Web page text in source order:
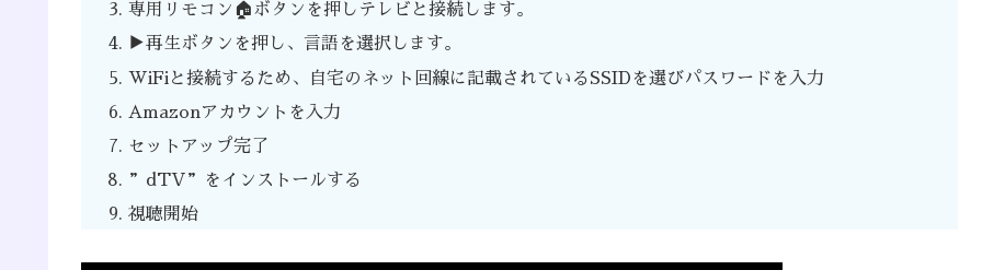
専用リモコン🏠ボタンを押しテレビと接続します。
▶️再生ボタンを押し、言語を選択します。
WiFiと接続するため、自宅のネット回線に記載されているSSIDを選びパスワードを入力
Amazonアカウントを入力
セットアップ完了
”dTV”をインストールする
視聴開始